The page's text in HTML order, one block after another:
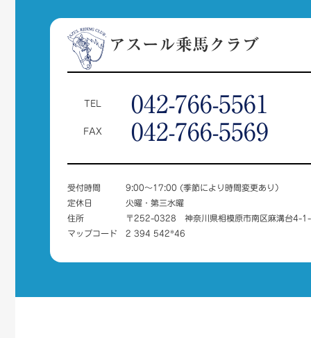
アスール乗馬クラブ
TEL 042-766-5561
FAX 042-766-5569
受付時間
9:00～17:00 (季節により時間変更あり）
定休日
火曜・第三水曜
住所
〒252-0328 神奈川県相模原市南区麻溝台4-
マップコード
2 394 542*46